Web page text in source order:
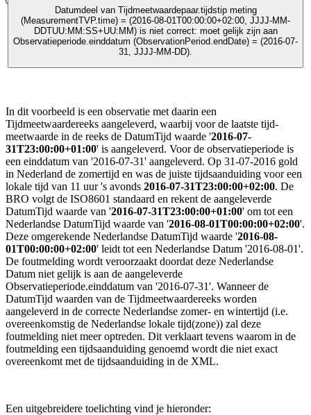
Datumdeel van Tijdmeetwaardepaar.tijdstip meting
(MeasurementTVP.time) = (2016-08-01T00:00:00+02:00, JJJJ-MM-
DDTUU:MM:SS+UU:MM) is niet correct: moet gelijk zijn aan
Observatieperiode.einddatum (ObservationPeriod.endDate) = (2016-07-
31, JJJJ-MM-DD).
In dit voorbeeld is een observatie met daarin een
Tijdmeetwaardereeks aangeleverd, waarbij voor de laatste tijd-
meetwaarde in de reeks de DatumTijd waarde '2016-07-
31T23:00:00+01:00' is aangeleverd. Voor de observatieperiode is
een einddatum van '2016-07-31' aangeleverd. Op 31-07-2016 gold
in Nederland de zomertijd en was de juiste tijdsaanduiding voor een
lokale tijd van 11 uur 's avonds 2016-07-31T23:00:00+02:00. De
BRO volgt de ISO8601 standaard en rekent de aangeleverde
DatumTijd waarde van '2016-07-31T23:00:00+01:00' om tot een
Nederlandse DatumTijd waarde van '2016-08-01T00:00:00+02:00'.
Deze omgerekende Nederlandse DatumTijd waarde '2016-08-
01T00:00:00+02:00' leidt tot een Nederlandse Datum '2016-08-01'.
De foutmelding wordt veroorzaakt doordat deze Nederlandse
Datum niet gelijk is aan de aangeleverde
Observatieperiode.einddatum van '2016-07-31'. Wanneer de
DatumTijd waarden van de Tijdmeetwaardereeks worden
aangeleverd in de correcte Nederlandse zomer- en wintertijd (i.e.
overeenkomstig de Nederlandse lokale tijd(zone)) zal deze
foutmelding niet meer optreden. Dit verklaart tevens waarom in de
foutmelding een tijdsaanduiding genoemd wordt die niet exact
overeenkomt met de tijdsaanduiding in de XML.
Een uitgebreidere toelichting vind je hieronder: